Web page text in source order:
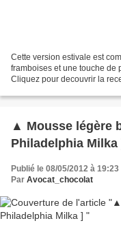
Cette version estivale est
framboises et une touche de
Cliquez pour decouvrir la
▲ Mousse légère
Philadelphia Milka
Publié le 08/05/2012 à 19:23
Par Avocat_chocolat